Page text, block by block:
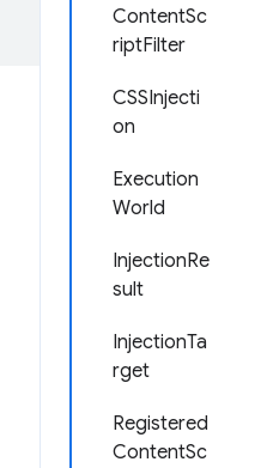
ContentSc
riptFilter
CSSInjecti
on
Execution
World
InjectionRe
sult
InjectionTa
rget
Registered
ContentSc